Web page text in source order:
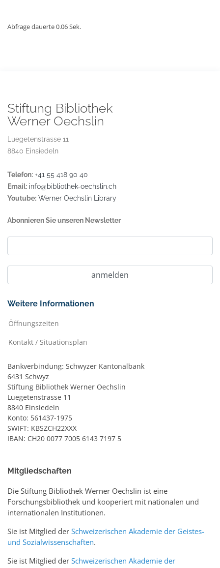
Abfrage dauerte 0.06 Sek.
Stiftung Bibliothek
Werner Oechslin
Luegetenstrasse 11
8840 Einsiedeln
Telefon: +41 55 418 90 40
Email: info@bibliothek-oechslin.ch
Youtube: Werner Oechslin Library
Abonnieren Sie unseren Newsletter
Weitere Informationen
Öffnungszeiten
Kontakt / Situationsplan
Bankverbindung: Schwyzer Kantonalbank
6431 Schwyz
Stiftung Bibliothek Werner Oechslin
Luegetenstrasse 11
8840 Einsiedeln
Konto: 561437-1975
SWIFT: KBSZCH22XXX
IBAN: CH20 0077 7005 6143 7197 5
Mitgliedschaften
Die Stiftung Bibliothek Werner Oechslin ist eine
Forschungsbibliothek und kooperiert mit nationalen und
internationalen Institutionen.
Sie ist Mitglied der Schweizerischen Akademie der Geistes-
und Sozialwissenschaften.
Sie ist Mitglied der Schweizerischen Akademie der